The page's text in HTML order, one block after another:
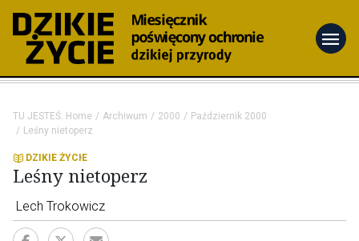
menu
TU JESTEŚ: Home Archiwum 2000
Październik 2000
Leśny nietoperz
DZIKIE ŻYCIE
Leśny nietoperz
Lech Trokowicz